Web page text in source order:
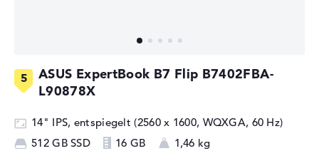
ASUS ExpertBook B7 Flip B7402FBA-
L90878X
14" IPS, entspiegelt (2560 x 1600, WQXGA, 60 Hz)
512 GB SSD
16 GB 1,46 kg